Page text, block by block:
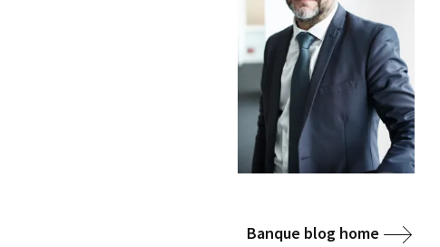
Banque blog home